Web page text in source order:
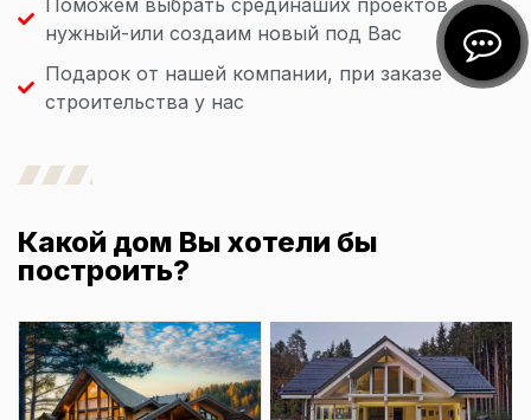
Поможем выбрать срединаших проектов
нужный-или создаим новый под Вас
Подарок от нашей компании, при заказе
строительства у нас
Какой дом Вы хотели бы
построить?